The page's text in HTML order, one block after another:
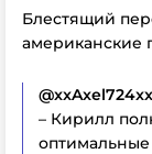
Блестящий
американские
– Кирилл